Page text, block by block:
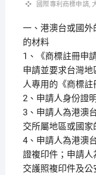
國際專利商標申請,
一、港澳台或國
的材料
1、《商標註冊申
申請並要求台灣
人專用的《商標註
2、申請人身份證
3、申請人為港澳
交所屬地區或國家
4、申請人為港澳
證複印件；申請
交護照複印件及